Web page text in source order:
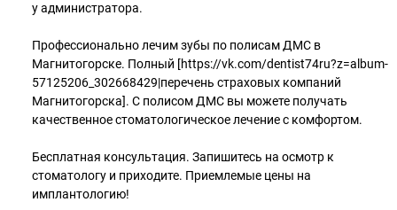
у администратора.
Профессионально лечим зубы по полисам ДМС в
Магнитогорске. Полный [https://vk.com/dentist74ru?z=album-
57125206_302668429|перечень страховых компаний
Магнитогорска]. С полисом ДМС вы можете получать
качественное стоматологическое лечение с комфортом.
Бесплатная консультация. Запишитесь на осмотр к
стоматологу и приходите. Приемлемые цены на
имплантологию!